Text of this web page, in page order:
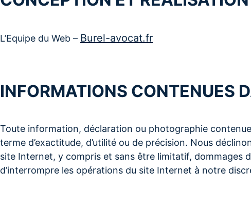
L’Equipe du Web – Burel-avocat.fr
INFORMATIONS CONTENUES
Toute information, déclaration ou photographie
terme d’exactitude, d’utilité ou de précision. Nous
site Internet, y compris et sans être limitatif, dommages
d’interrompre les opérations du site Internet à notre